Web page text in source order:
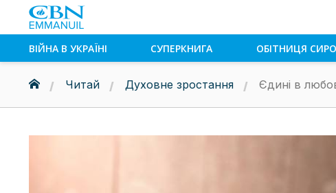
ВІЙНА В УКРАЇНІ СУПЕРКНИГА ОБІТНИЦЯ
Читай Духовне зростання Єдині в